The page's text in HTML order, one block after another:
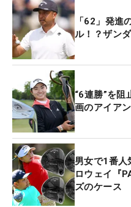
「62」発進
ル！？ザン
“6連勝”を阻
画のアイア
男女で1番人
ロウェイ『
ズのケース